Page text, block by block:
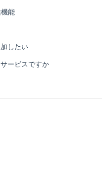
能
したい
ービスですか